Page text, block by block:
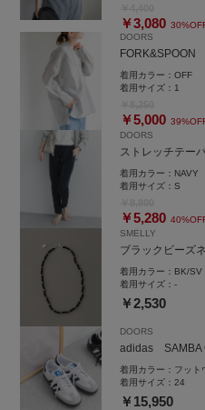
￥3,080
DOORS
FORK&SPOON
着用カラー：OFF
着用サイズ： 1
￥5,000
DOORS
ストレッチテー
着用カラー： NAVY
着用サイズ：S
￥5,280
SMELLY
ブラックビーズ
着用カラー： BK/SV
着用サイズ：-
￥2,530
DOORS
adidas SAMBA
着用カラー： フット
着用サイズ：24
￥15,950